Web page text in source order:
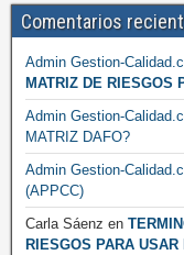
Comentarios
Admin Gestion-
MATRIZ DE RIESGOS
Admin Gestion-
MATRIZ DAFO?
Admin Gestion-
(APPCC)
Carla Sáenz en
RIESGOS PARA